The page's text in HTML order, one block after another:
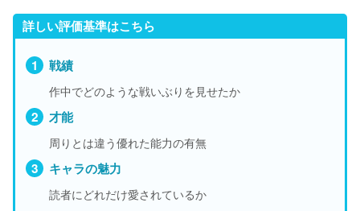
11位
GOD
12位
サニー
14位
15位
ゾンゲ
21位
ドレス
22位
ザウス
24位
25位
グリンパーチ
詳しい評価基準はこちら
戦績
作中でどのような戦いぶりを見せたか
才能
周りとは違う優れた能力の有無
キャラの魅力
読者にどれだけ愛されているか